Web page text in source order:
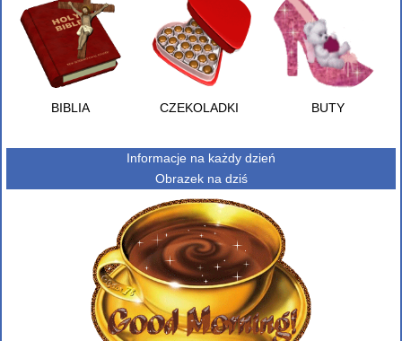
BIBLIA CZEKOLADKI BUTY
Informacje na każdy dzień
Obrazek na dziś